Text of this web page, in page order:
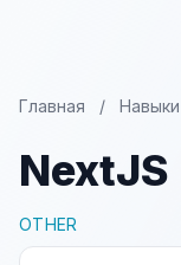
Главная / Навыки
NextJS
OTHER